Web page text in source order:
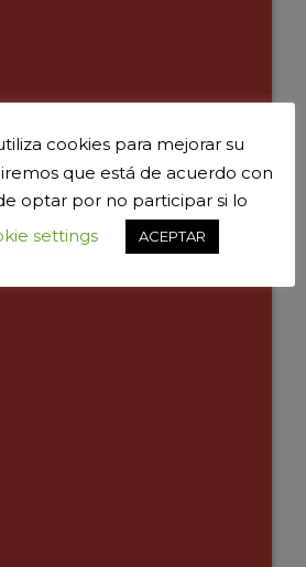
cookies para mejorar su
que está de acuerdo con
optar por no participar si lo
settings ACEPTAR